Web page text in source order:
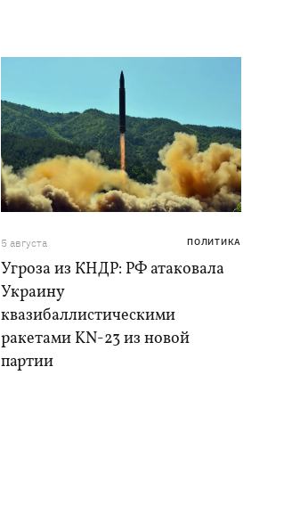
5 августа ПОЛИТИКА
Угроза из КНДР: РФ атаковала
Украину
квазибаллистическими
ракетами KN-23 из новой
партии